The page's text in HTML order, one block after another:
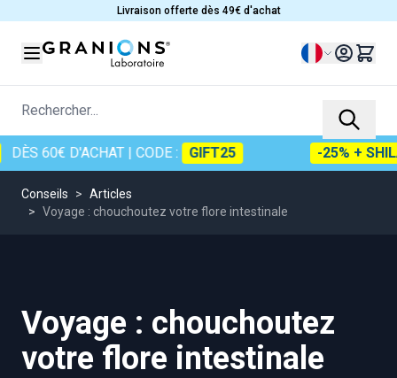
Livraison offerte dès 49€ d'achat
Langue
Rechercher...
60€ D'ACHAT| CODE : GIFT25 -25% +
Conseils > Articles
> Voyage : chouchoutez votre flore intestinale
Voyage : chouchoutez
votre flore intestinale